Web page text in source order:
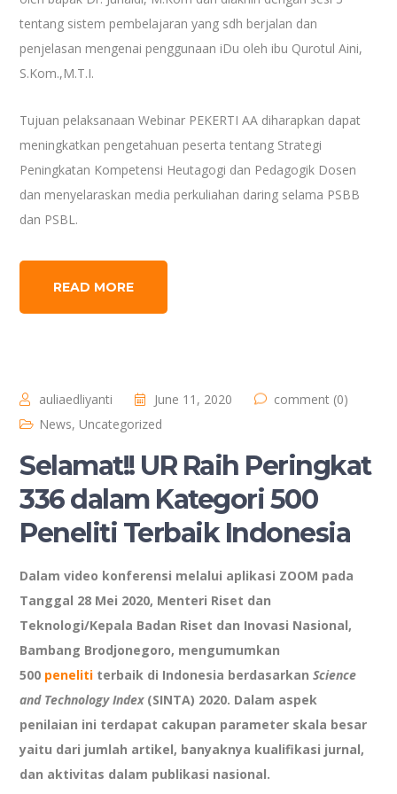
tentang sistem pembelajaran yang sdh berjalan dan
penjelasan mengenai penggunaan iDu oleh ibu Qurotul Aini,
S.Kom.,M.T.I.
Tujuan pelaksanaan Webinar PEKERTI AA diharapkan dapat
meningkatkan pengetahuan peserta tentang Strategi
Peningkatan Kompetensi Heutagogi dan Pedagogik Dosen
dan menyelaraskan media perkuliahan daring selama PSBB
dan PSBL.
READ MORE
auliaedliyanti June 11, 2020
comment (0)
News, Uncategorized
Selamat!! UR Raih Peringkat
336 dalam Kategori 500
Peneliti Terbaik Indonesia
Dalam video konferensi melalui aplikasi ZOOM pada
Tanggal 28 Mei 2020, Menteri Riset dan
Teknologi/Kepala Badan Riset dan Inovasi Nasional,
Bambang Brodjonegoro, mengumumkan
500 peneliti terbaik di Indonesia berdasarkanScience
and Technology Index(SINTA) 2020. Dalam aspek
penilaian ini terdapat cakupan parameter skala besar
yaitu dari jumlah artikel, banyaknya kualifikasi jurnal,
dan aktivitas dalam publikasi nasional.